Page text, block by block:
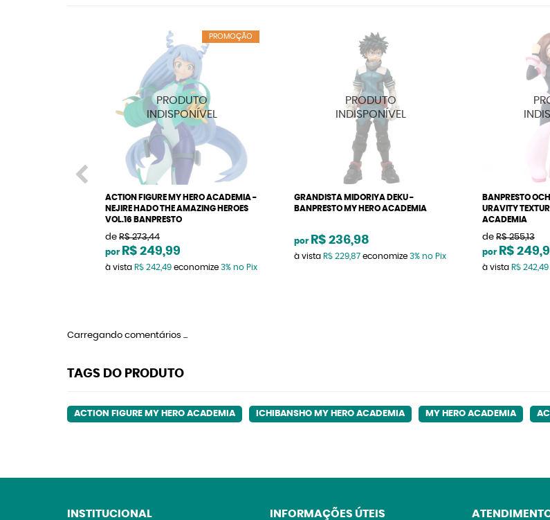
PROMOÇÃO
ACTION FIGURE MY HERO ACADEMIA -
NEJIRE HADO THE AMAZING HEROES
VOL.16 BANPRESTO
de R$ 273,44
por R$ 249,99
à vista R$ 242,49 economize 3% no Pix
GRANDISTA MIDORIYA DEKU -
BANPRESTO MY HERO ACADEMIA
por R$ 236,98
à vista R$ 229,87economize 3% no Pix
BANPRESTO
URAVITY
ACADEMIA
de R$ 255,13
por R$
à vista R$ 242,49
Carregando comentários ...
TAGS DO PRODUTO
ACTION FIGURE MY HERO ACADEMIA ICHIBANSHO MY HERO ACADEMIA MY HERO ACADEMIA
INSTITUCIONAL INFORMAÇÕES ÚTEIS